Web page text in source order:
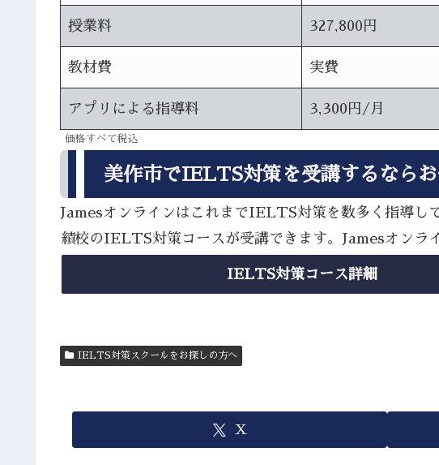
授業料 327,800円
教材費 実費
アプリによる指導料 3,300円/月
価格すべて税込
美作市でIELTS対策を受講するなら
JamesオンラインはこれまでIELTS対策を数多く指導し
績校のIELTS対策コースが受講できます。Jamesオンラ
IELTS対策コース詳細
IELTS対策スクールをお探しの方へ
X